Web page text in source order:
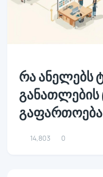
რა ანელებს
განათლების
14,803 0